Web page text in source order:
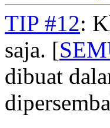
TIP #12:
saja. [
dibuat